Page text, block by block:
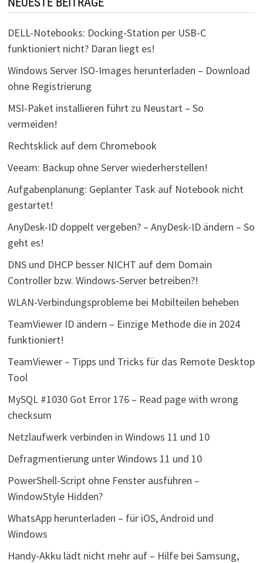
DELL-Notebooks: Docking-Station per USB-C
funktioniert nicht? Daran liegt es!
Windows Server ISO-Images herunterladen – Download
ohne Registrierung
MSI-Paket installieren führt zu Neustart – So
vermeiden!
Rechtsklick auf dem Chromebook
Veeam: Backup ohne Server wiederherstellen!
Aufgabenplanung: Geplanter Task auf Notebook nicht
gestartet!
AnyDesk-ID doppelt vergeben? – AnyDesk-ID ändern – So
geht es!
DNS und DHCP besser NICHT auf dem Domain
Controller bzw. Windows-Server betreiben?!
WLAN-Verbindungsprobleme bei Mobilteilen beheben
TeamViewer ID ändern – Einzige Methode die in 2024
funktioniert!
TeamViewer – Tipps und Tricks für das Remote Desktop
Tool
MySQL #1030 Got Error 176 – Read page with wrong
checksum
Netzlaufwerk verbinden in Windows 11 und 10
Defragmentierung unter Windows 11 und 10
PowerShell-Script ohne Fenster ausführen –
WindowStyle Hidden?
WhatsApp herunterladen – für iOS, Android und
Windows
Handy-Akku lädt nicht mehr auf – Hilfe bei Samsung,